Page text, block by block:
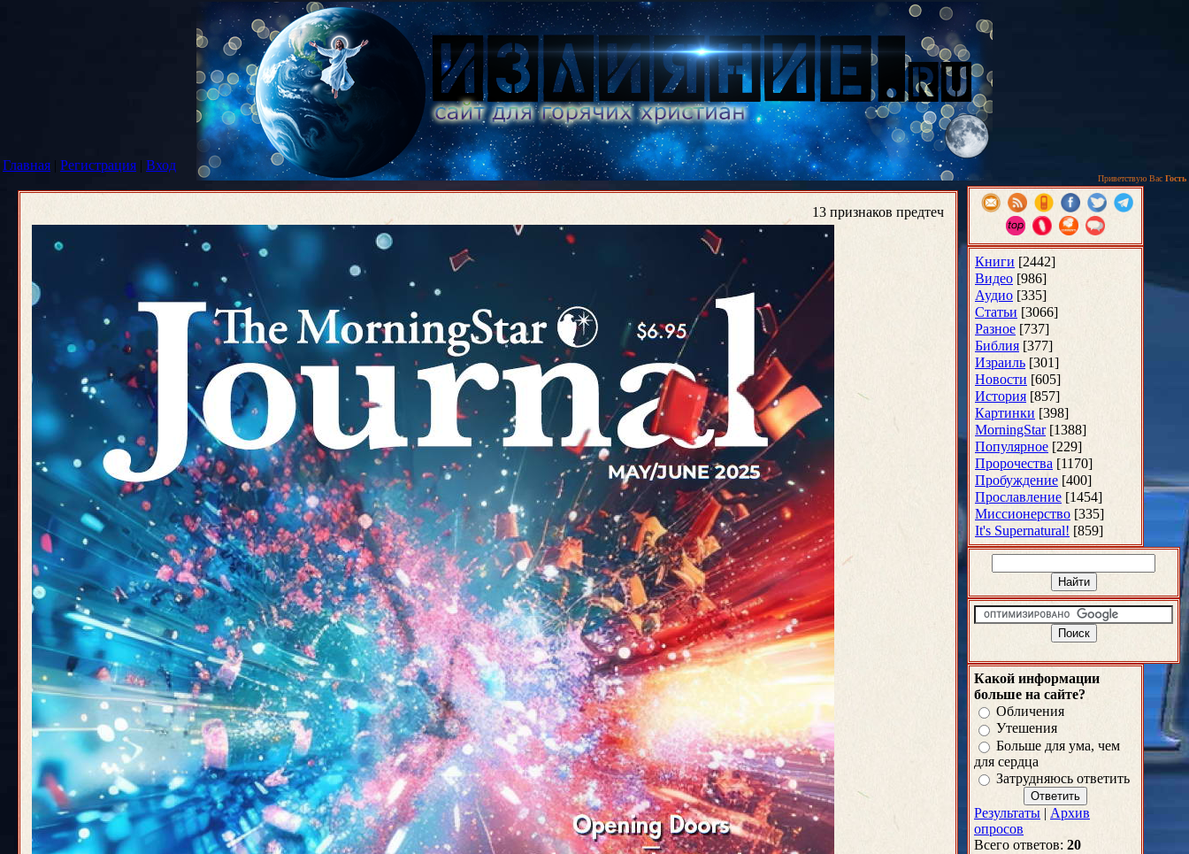
Главная | Регистрация | Вход
Приветствую Вас Гость
13 признаков предтеч
Книги [2442]
Видео [986]
Аудио [335]
Статьи [3066]
Разное [737]
Библия [377]
Израиль [301]
Новости [605]
История [857]
Картинки [398]
MorningStar [1388]
Популярное [229]
Пророчества [1170]
Пробуждение [400]
Прославление [1454]
Миссионерство [335]
It's Supernatural! [859]
Какой информации
больше на сайте?
Обличения
Утешения
Больше для ума, чем
для сердца
Затрудняюсь ответить
Результаты | Архив
опросов
Всего ответов: 20